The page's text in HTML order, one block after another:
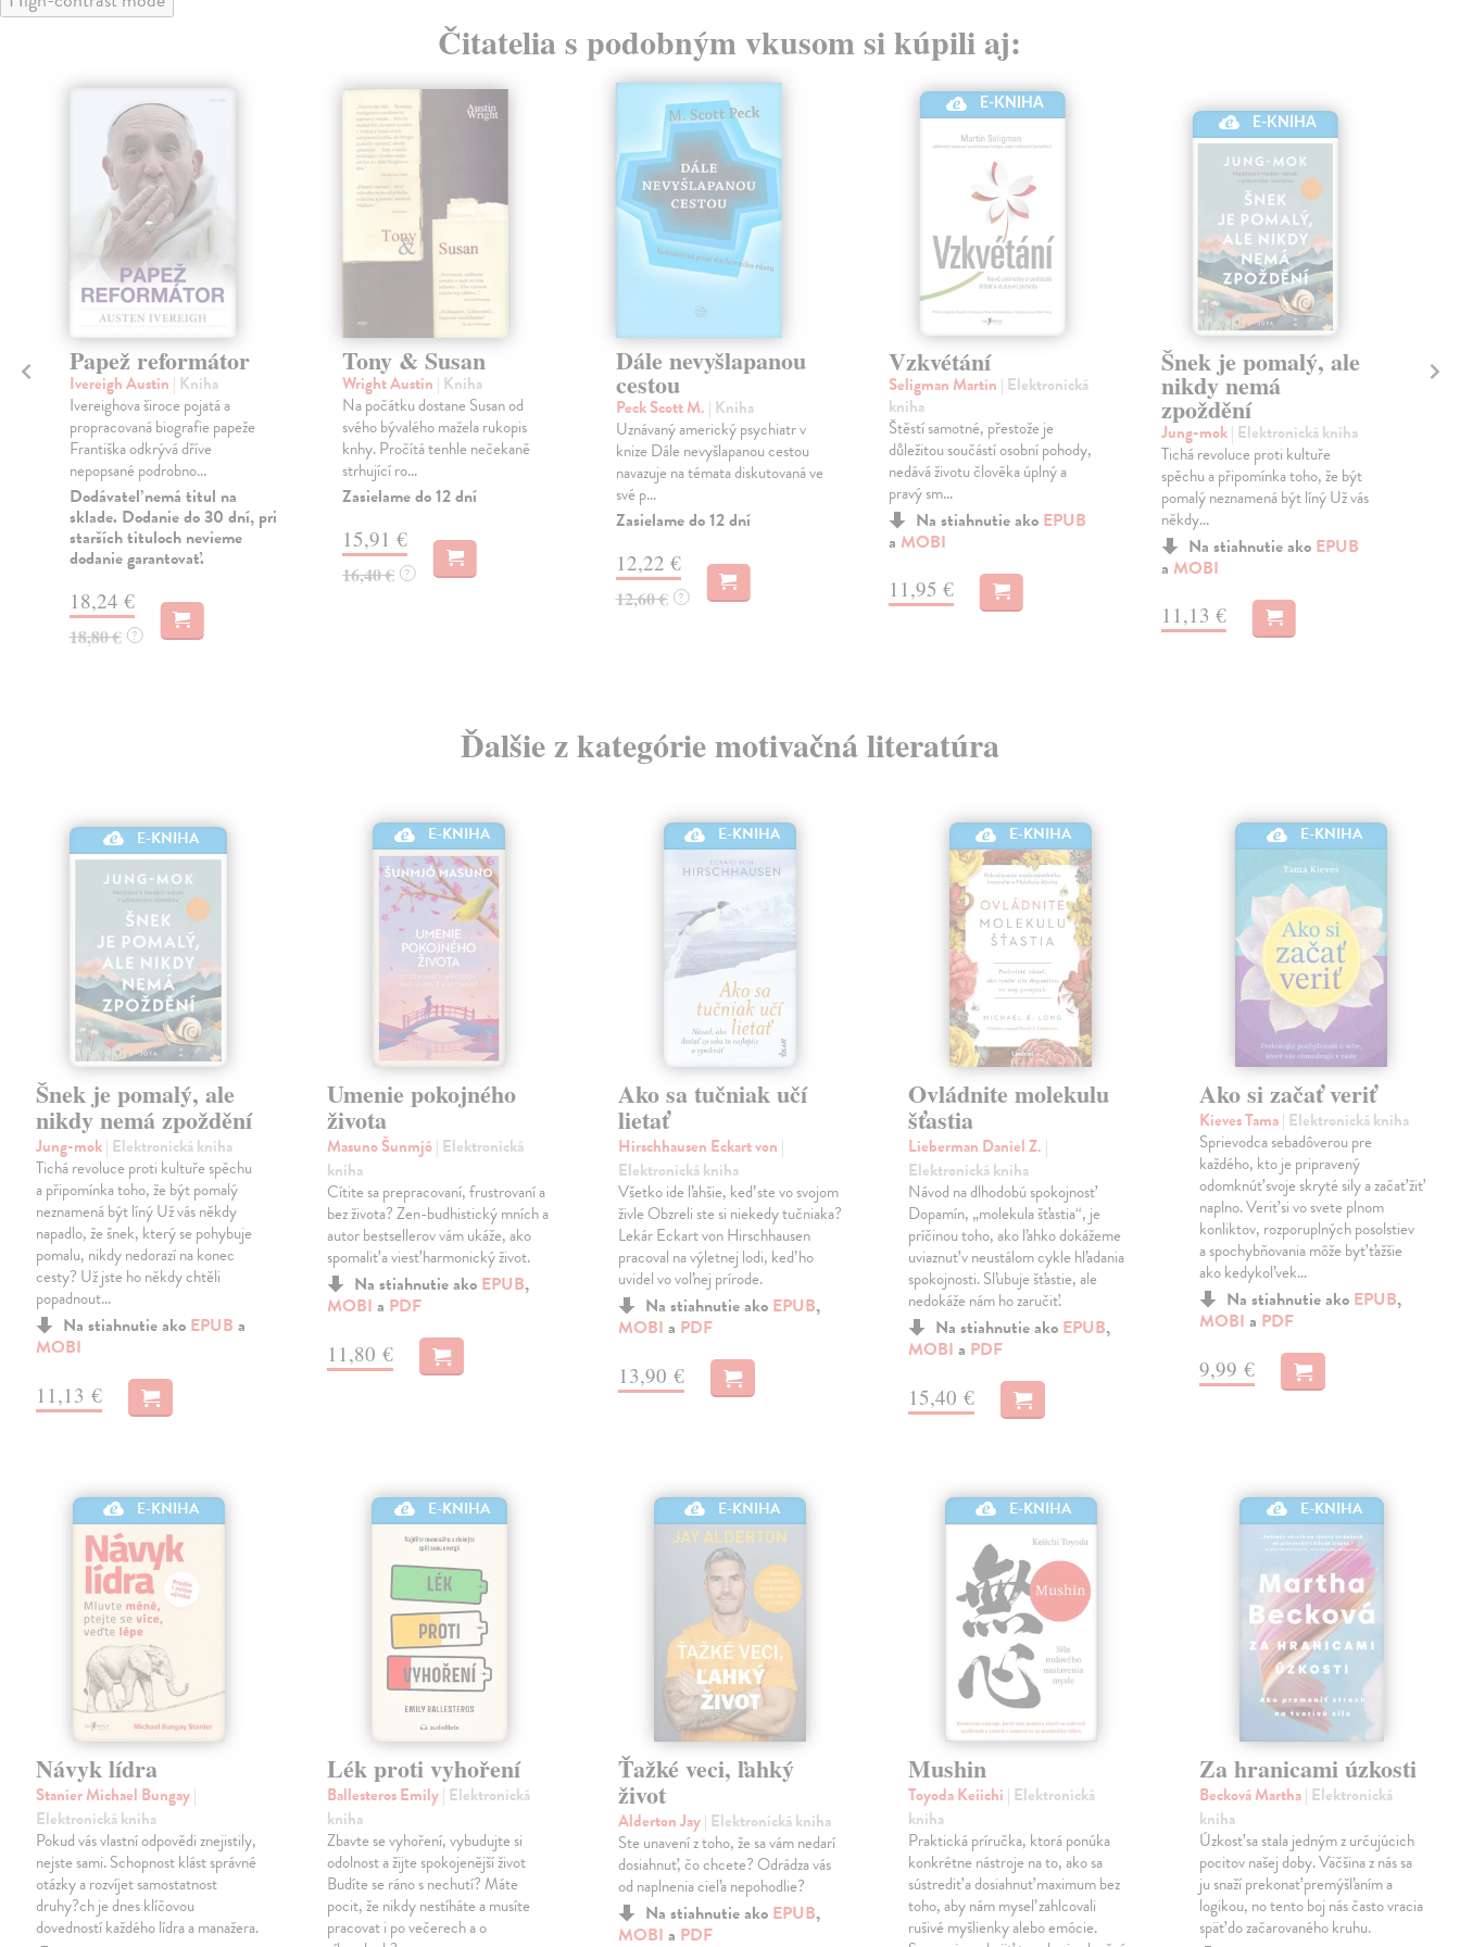
Čitatelia s podobným vkusom si kúpili aj:
Papež reformátor
Ivereigh Austin | Kniha
Ivereighova široce pojatá a
propracovaná biografie papeže
Františka odkrývá dříve
nepopsané podrobno...
Dodávateľ nemá titul na
sklade. Dodanie do 30 dní, pri
starších tituloch nevieme
dodanie garantovať.
18,24 €
18,80 € ?
Tony & Susan
Wright Austin | Kniha
Na počátku dostane Susan od
svého bývalého mažela rukopis
knhy. Pročítá tenhle nečekaně
strhující ro...
Zasielame do 12 dní
15,91 €
16,40 € ?
Dále nevyšlapanou
cestou
Peck Scott M. | Kniha
Uznávaný americký psychiatr v
knize Dále nevyšlapanou cestou
navazuje na témata diskutovaná ve
své p...
Zasielame do 12 dní
12,22 €
12,60 € ?
E-KNIHA
Vzkvétání
Seligman Martin | Elektronická
kniha
Štěstí samotné, přestože je
důležitou součástí osobní pohody,
nedává životu člověka úplný a
pravý sm...
Na stiahnutie ako EPUB
a MOBI
11,95 €
E-KNIHA
Šnek je pomalý, ale
nikdy nemá
zpoždění
Jung-mok| Elektronická kniha
Tichá revoluce proti kultuře
spěchu a připomínka toho, že být
pomalý neznamená být líný Už vás
někdy...
Na stiahnutie ako EPUB
a MOBI
11,13 €
Ďalšie z kategórie motivačná literatúra
E-KNIHA
Šnek je pomalý, ale
nikdy nemá zpoždění
Jung-mok| Elektronická kniha
Tichá revoluce proti kultuře spěchu
a připomínka toho, že být pomalý
neznamená být líný Už vás někdy
napadlo, že šnek, který se pohybuje
pomalu, nikdy nedorazí na konec
cesty? Už jste ho někdy chtěli
popadnout…
Na stiahnutie ako EPUB a
MOBI
11,13 €
E-KNIHA
Umenie pokojného
života
Masuno Šunmjó| Elektronická
kniha
Cítite sa prepracovaní, frustrovaní a
bez života? Zen-budhistický mních a
autor bestsellerov vám ukáže, ako
spomaliť a viesť harmonický život.
Na stiahnutie ako EPUB,
MOBI a PDF
11,80 €
E-KNIHA
Ako sa tučniak učí
lietať
Hirschhausen Eckart von |
Elektronická kniha
Všetko ide ľahšie, keď ste vo svojom
živle Obzreli ste si niekedy tučniaka?
Lekár Eckart von Hirschhausen
pracoval na výletnej lodi, keď ho
uvidel vo voľnej prírode.
Na stiahnutie ako EPUB,
MOBI a PDF
13,90 €
E-KNIHA
Ovládnite molekulu
šťastia
Lieberman Daniel Z. |
Elektronická kniha
Návod na dlhodobú spokojnosť
Dopamín, „molekula šťastia“, je
príčinou toho, ako ľahko dokážeme
uviaznuť v neustálom cykle hľadania
spokojnosti. Sľubuje šťastie, ale
nedokáže nám ho zaručiť.
Na stiahnutie ako EPUB,
MOBI a PDF
15,40 €
E-KNIHA
Ako si začať veriť
Kieves Tama| Elektronická kniha
Sprievodca sebadôverou pre
každého, kto je pripravený
odomknúť svoje skryté sily a začať žiť
naplno. Veriť si vo svete plnom
konliktov, rozporuplných posolstiev
a spochybňovania môže byť ťažšie
ako kedykoľvek…
Na stiahnutie ako EPUB,
MOBI a PDF
9,99 €
E-KNIHA
Návyk lídra
Stanier Michael Bungay|
Elektronická kniha
Pokud vás vlastní odpovědi znejistily,
nejste sami. Schopnost klást správné
otázky a rozvíjet samostatnost
druhy?ch je dnes klíčovou
dovedností každého lídra a manažera.
E-KNIHA
Lék proti vyhoření
Ballesteros Emily| Elektronická
kniha
Zbavte se vyhoření, vybudujte si
odolnost a žijte spokojenější život
Budíte se ráno s nechutí? Máte
pocit, že nikdy nestíháte a musíte
pracovat i po večerech a o
E-KNIHA
Ťažké veci, ľahký
život
Alderton Jay| Elektronická kniha
Ste unavení z toho, že sa vám nedarí
dosiahnuť, čo chcete? Odrádza vás
od naplnenia cieľa nepohodlie?
Na stiahnutie ako EPUB,
MOBI a PDF
E-KNIHA
Mushin
Toyoda Keiichi | Elektronická
kniha
Praktická príručka, ktorá ponúka
konkrétne nástroje na to, ako sa
sústrediť a dosiahnuť maximum bez
toho, aby nám myseľ zahlcovali
rušivé myšlienky alebo emócie.
E-KNIHA
Za hranicami úzkosti
Becková Martha| Elektronická
kniha
Úzkosť sa stala jedným z určujúcich
pocitov našej doby. Väčšina z nás sa
ju snaží prekonať premýšľaním a
logikou, no tento boj nás často vracia
späť do začarovaného kruhu.